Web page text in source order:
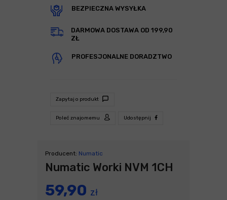
BEZPIECZNA WYSYŁKA
DARMOWA DOSTAWA OD 199,90
ZŁ
PROFESJONALNE DORADZTWO
Zapytaj o produkt
Poleć znajomemu Udostępnij
Producent: Numatic
Numatic Worki NVM 1CH
59,90 zł